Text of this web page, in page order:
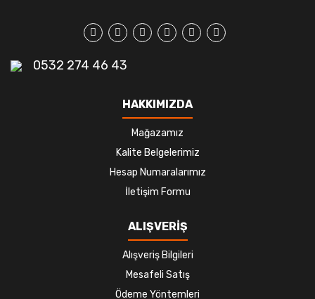
0532 274 46 43
HAKKIMIZDA
Mağazamız
Kalite Belgelerimiz
Hesap Numaralarımız
İletişim Formu
ALIŞVERİŞ
Alışveriş Bilgileri
Mesafeli Satış
Ödeme Yöntemleri